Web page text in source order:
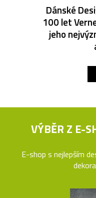
Dánské
100 let
jeho
VÝBĚR Z E-
E-shop s nejlepším